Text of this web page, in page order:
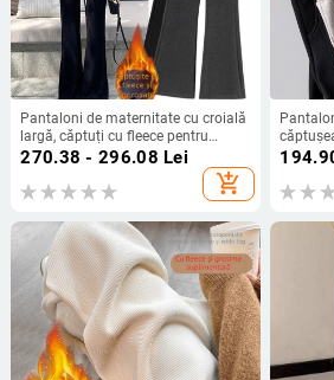
Pantaloni de maternitate cu croială
largă, căptuți cu fleece pentru
toamnă-iarnă, lejeri și casual, talie
cu șnur, fără panou abdominal
270.38 - 296.08 Lei
add_shopping_cart